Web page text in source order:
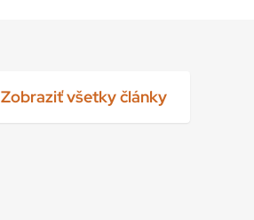
Zobraziť všetky články